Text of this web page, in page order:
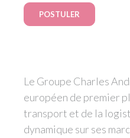
POSTULER
Le Groupe Charles
européen de premier
transport et de la
dynamique sur ses